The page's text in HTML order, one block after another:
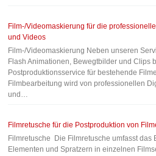
Film-/Videomaskierung für die
und Videos
Film-/Videomaskierung Neben unseren
Flash Animationen, Bewegtbilder und Clips
Postproduktionsservice für bestehende
Filmbearbeitung wird von professionellen
und…
Filmretusche für die Postproduktion von
Filmretusche Die Filmretusche umfasst das
Elementen und Spratzern in einzelnen